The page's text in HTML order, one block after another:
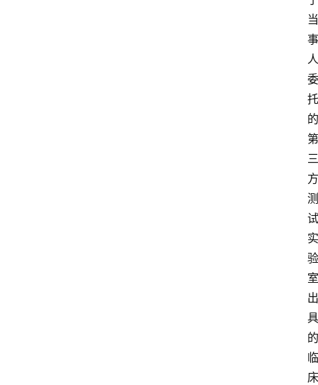
当
事
人
委
托
的
第
三
方
测
试
实
验
室
出
具
的
临
床